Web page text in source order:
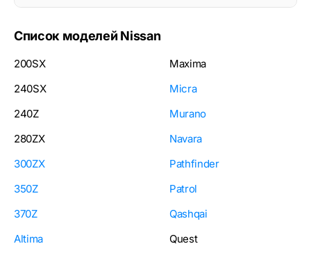
Список моделей Nissan
200SX
240SX
240Z
280ZX
300ZX
350Z
370Z
Altima
Maxima
Micra
Murano
Navara
Pathfinder
Patrol
Qashqai
Quest